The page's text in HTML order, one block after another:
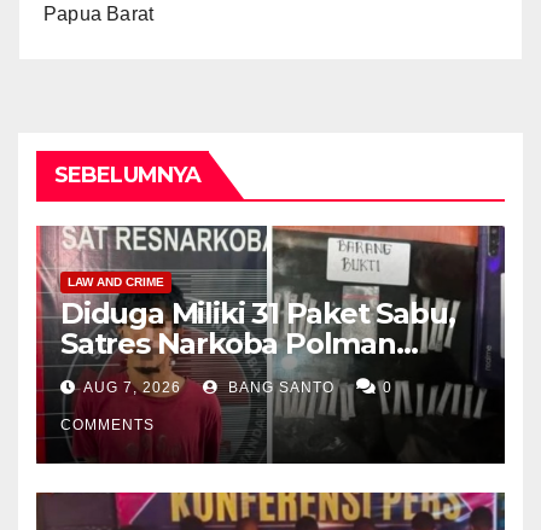
Papua Barat
SEBELUMNYA
LAW AND CRIME
Diduga Miliki 31 Paket Sabu,
Satres Narkoba Polman
Amankan Pria di Matali
AUG 7, 2026 BANG SANTO 0
COMMENTS